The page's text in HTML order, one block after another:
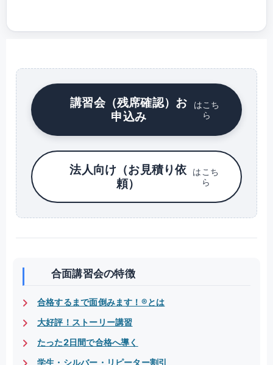
講習会（残席確認）お
申込み
はこち
ら
法人向け（お見積り依
頼）
はこち
ら
合面講習会の特徴
合格するまで面倒みます！®とは
大好評！ストーリー講習
たった2日間で合格へ導く
学生・シルバー・リピーター割引